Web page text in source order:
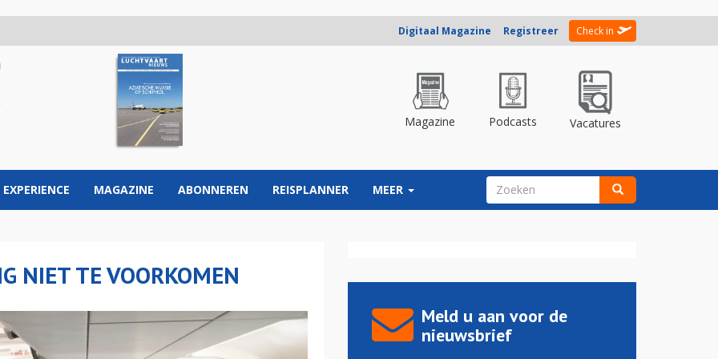
Digitaal Magazine Registreer Check in
Magazine Podcasts Vacatures
EXPERIENCE MAGAZINE ABONNEREN REISPLANNER MEER ZOEKVELD
NIET TE VOORKOMEN
Meld u aan voor de
nieuwsbrief